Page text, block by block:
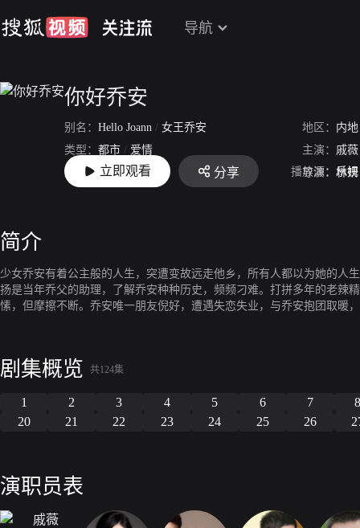
导航
你好乔安
别名： Hello Joann / 女王乔安 地区： 内地
类型： 都市 / 爱情 主演： 戚薇
上映： 2016-07-31 导演： 林妍
立即观看 分享 播放源： 乐视
简介
少女乔安有着公主般的人生，突遭变故远走他乡，所有人都以为她的
扬是当年乔父的助理，了解乔安种种历史，频频刁难。打拼多年的老辣
愫，但摩擦不断。乔安唯一朋友倪好，遭遇失恋失业，与乔安抱团取暖
剧集概览 共124集
1 2 3 4 5 6 7
20
21 22 23 24 25 26
演职员表